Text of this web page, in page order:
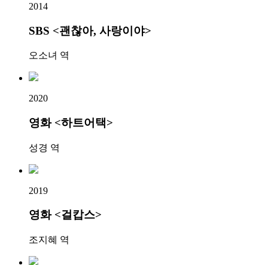
2014
SBS <괜찮아, 사랑이야>
오소녀 역
2020
영화 <하트어택>
성경 역
2019
영화 <걸캅스>
조지혜 역